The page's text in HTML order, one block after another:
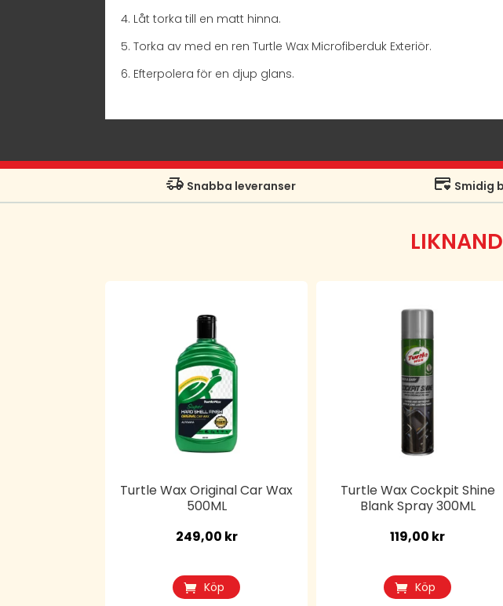
4. Låt torka till en matt hinna.
5. Torka av med en ren Turtle Wax Microfiberduk Exteriör.
6. Efterpolera för en djup glans.
Snabba leveranser Smidig
Turtle Wax Original Car Wax
500ML
249,00 kr
Köp
Turtle Wax Cockpit Shine
Blank Spray 300ML
119,00 kr
Köp